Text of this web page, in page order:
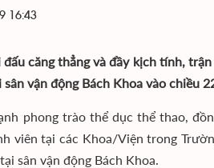
16:43
căng thẳng và đầy kịch tính,
sân vận động Bách Khoa vào chiều
phong trào thể dục thể thao,
viên tại các Khoa/Viện trong
sân vận động Bách Khoa.